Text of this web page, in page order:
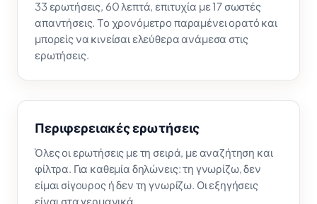
33 ερωτήσεις, 60 λεπτά, επιτυχία με 17 σωστές
απαντήσεις. Το χρονόμετρο παραμένει ορατό και
μπορείς να κινείσαι ελεύθερα ανάμεσα στις
ερωτήσεις.
Περιφερειακές ερωτήσεις
Όλες οι ερωτήσεις με τη σειρά, με αναζήτηση και
φίλτρα. Για καθεμία δηλώνεις: τη γνωρίζω, δεν
είμαι σίγουρος ή δεν τη γνωρίζω. Οι εξηγήσεις
είναι στα γερμανικά.